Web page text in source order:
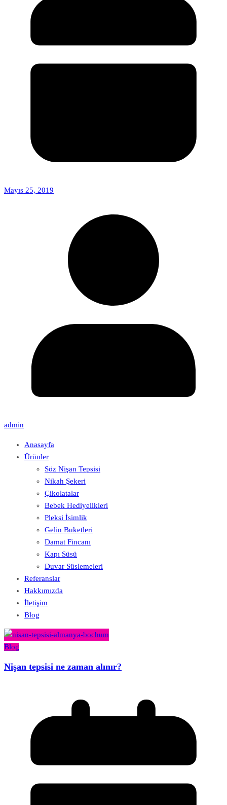
Mayıs 25, 2019
admin
Anasayfa
Ürünler
Söz Nişan Tepsisi
Nikah Şekeri
Çikolatalar
Bebek Hediyelikleri
Pleksi İsimlik
Gelin Buketleri
Damat Fincanı
Kapı Süsü
Duvar Süslemeleri
Referanslar
Hakkımızda
İletişim
Blog
Blog
Nişan tepsisi ne zaman alınır?